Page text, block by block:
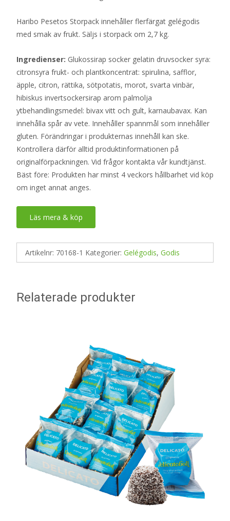
Haribo Pesetos Storpack innehåller flerfärgat gelégodis
med smak av frukt. Säljs i storpack om 2,7 kg.
Ingredienser: Glukossirap socker gelatin druvsocker syra:
citronsyra frukt- och plantkoncentrat: spirulina, safflor,
äpple, citron, rättika, sötpotatis, morot, svarta vinbär,
hibiskus invertsockersirap arom palmolja
ytbehandlingsmedel: bivax vitt och gult, karnaubavax. Kan
innehålla spår av vete. Innehåller spannmål som innehåller
gluten. Förändringar i produkternas innehåll kan ske.
Kontrollera därför alltid produktinformationen på
originalförpackningen. Vid frågor kontakta vår kundtjänst.
Bäst före: Produkten har minst 4 veckors hållbarhet vid köp
om inget annat anges.
Läs mera & köp
Artikelnr: 70168-1 Kategorier: Gelégodis, Godis
Relaterade produkter